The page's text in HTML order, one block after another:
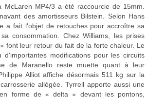
MP4/3 a été raccourcie de 15mm.
des amortisseurs Bilstein. Selon Hans
a fait l'objet de retouches pour accroître sa
consommation. Chez Williams, les prises
font leur retour du fait de la forte chaleur. Le
modifications pour les circuits
de Maranello reste muette quant à leur
Alliot affiche désormais 511 kg sur la
allégée. Tyrrell apporte aussi une
forme de « delta » devant les pontons,